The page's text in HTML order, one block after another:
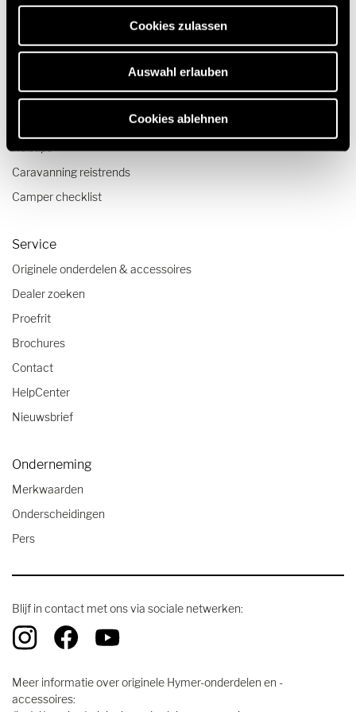
erforderlich sind.
Cookies zulassen
Auswahl erlauben
Cookies ablehnen
Quickstart campervideo's
Camper en Campervan Configurator
Reizen & Beleven
Reistips
Caravanning reistrends
Camper checklist
Service
Originele onderdelen & accessoires
Dealer zoeken
Proefrit
Brochures
Contact
HelpCenter
Nieuwsbrief
Onderneming
Merkwaarden
Onderscheidingen
Pers
Blijf in contact met ons via sociale netwerken:
Meer informatie over originele Hymer-onderdelen en -
accessoires: